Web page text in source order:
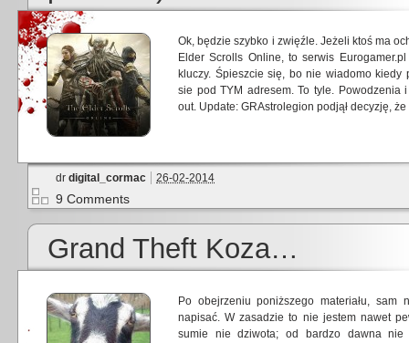
Ok, będzie szybko i zwięźle. Jeżeli ktoś ma
Elder Scrolls Online, to serwis
kluczy. Śpieszcie się, bo nie wiadomo
sie pod TYM adresem. To tyle.
out. Update: GRAstrolegion podjął decyzję,
dr digital_cormac 26-02-2014
9 Comments
Grand Theft Koza…
Po obejrzeniu poniższego materiału,
napisać. W zasadzie to nie jestem nawet
sumie nie dziwota; od bardzo dawna nie